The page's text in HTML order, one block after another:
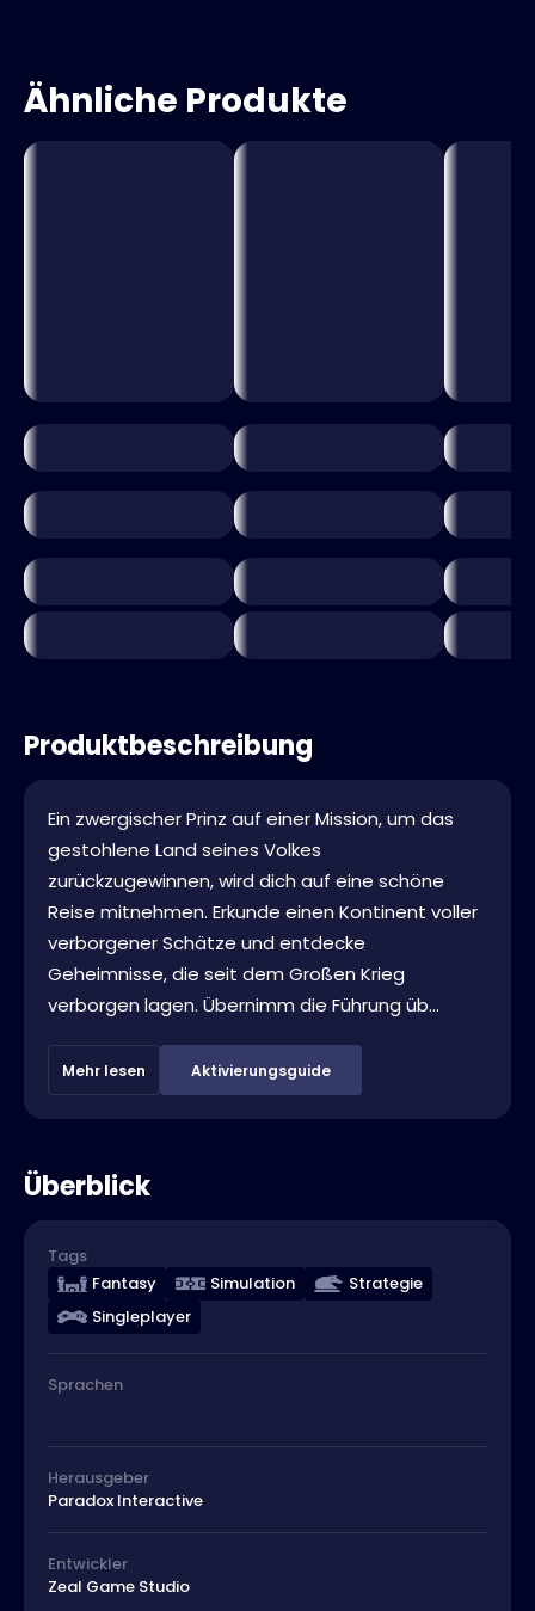
Ähnliche Produkte
Produktbeschreibung
Ein zwergischer Prinz auf einer Mission, um das
gestohlene Land seines Volkes
zurückzugewinnen, wird dich auf eine schöne
Reise mitnehmen. Erkunde einen Kontinent voller
verborgener Schätze und entdecke
Geheimnisse, die seit dem Großen Krieg
verborgen lagen. Übernimm die Führung üb...
Mehr lesen Aktivierungsguide
Überblick
Tags
Fantasy
Simulation
Strategie
Singleplayer
Sprachen
Herausgeber
Paradox Interactive
Entwickler
Zeal Game Studio